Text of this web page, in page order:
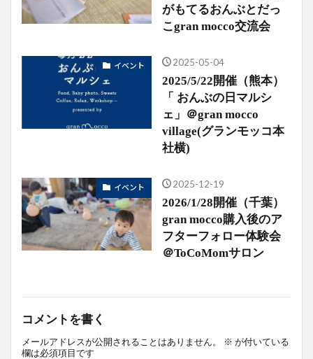
がもてるおんぶとだっ
こgran mocco交流会
イベント 2025-05-04
2025/5/22開催（熊本）
「 おんぶの日マルシ
ェ」＠gran mocco
village(グランモッコ本
社横)
イベント 2025-12-19
2026/1/28開催（千葉）
gran mocco購入後のア
フターフォロー体験会
＠ToCoMomサロン
コメントを書く
メールアドレスが公開されることはありません。 ※ が付いている
欄は必須項目です